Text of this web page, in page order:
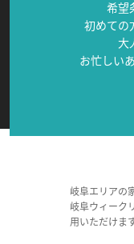
希望
初めての
大
お忙しい
岐阜エリアの
岐阜ウィーク
用いただけま